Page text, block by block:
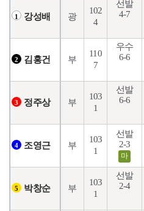
1 강성배 광
102
4
선발
4-7
2 김홍건 부
110
7
우수
6-6
3 정주상 부
103
1
선발
6-6
4 조영근 부
103
1
선발
2-3
마
5 박창순 부
103
1
선발
2-4